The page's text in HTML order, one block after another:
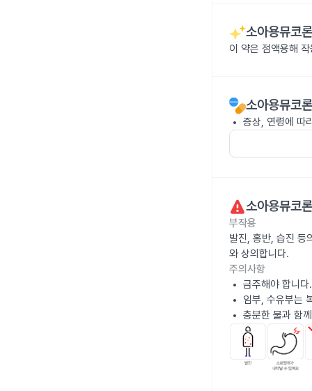
소아용뮤코
이 약은 점액용해
소아용뮤코
증상, 연령에 따
소아용뮤코
부작용
발진, 홍반, 습진 등
와 상의합니다.
주의사항
금주해야 합니다.
임부, 수유부는
충분한 물과 함